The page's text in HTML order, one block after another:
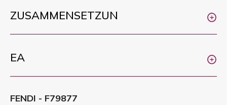
ZUSAMMENSETZUN
EA
FENDI - F79877